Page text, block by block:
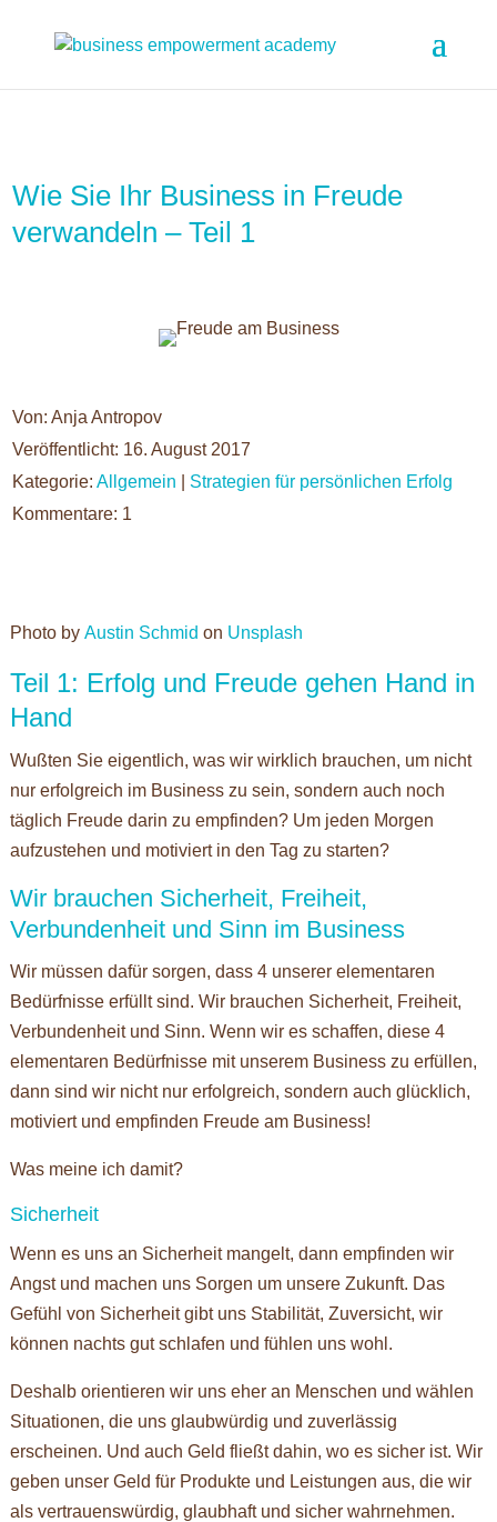
Wie Sie Ihr Business in Freude
verwandeln – Teil 1
Von: Anja Antropov
Veröffentlicht: 16. August 2017
Kategorie:Allgemein
Strategien für persönlichen Erfolg
Kommentare: 1
Photo by Austin Schmid on Unsplash
Teil 1: Erfolg und Freude gehen Hand in
Hand
Wußten Sie eigentlich, was wir wirklich brauchen, um nicht
nur erfolgreich im Business zu sein, sondern auch noch
täglich Freude darin zu empfinden? Um jeden Morgen
aufzustehen und motiviert in den Tag zu starten?
Wir brauchen Sicherheit, Freiheit,
Verbundenheit und Sinn im Business
Wir müssen dafür sorgen, dass 4 unserer elementaren
Bedürfnisse erfüllt sind. Wir brauchen Sicherheit, Freiheit,
Verbundenheit und Sinn. Wenn wir es schaffen, diese 4
elementaren Bedürfnisse mit unserem Business zu erfüllen,
dann sind wir nicht nur erfolgreich, sondern auch glücklich,
motiviert und empfinden Freude am Business!
Was meine ich damit?
Sicherheit
Wenn es uns an Sicherheit mangelt, dann empfinden wir
Angst und machen uns Sorgen um unsere Zukunft. Das
Gefühl von Sicherheit gibt uns Stabilität, Zuversicht, wir
können nachts gut schlafen und fühlen uns wohl.
Deshalb orientieren wir uns eher an Menschen und wählen
Situationen, die uns glaubwürdig und zuverlässig
erscheinen. Und auch Geld fließt dahin, wo es sicher ist. Wir
geben unser Geld für Produkte und Leistungen aus, die wir
als vertrauenswürdig, glaubhaft und sicher wahrnehmen.